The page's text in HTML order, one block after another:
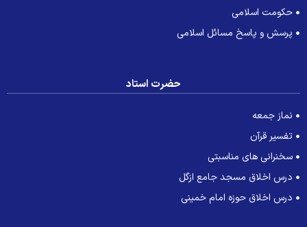
حکومت اسلامی
پرسش و پاسخ مسائل اسلامی
حضرت استاد
نماز جمعه
تفسیر قرآن
سخنرانی های مناسبتی
درس اخلاق مسجد جامع ازگل
درس اخلاق حوزه امام خمینی